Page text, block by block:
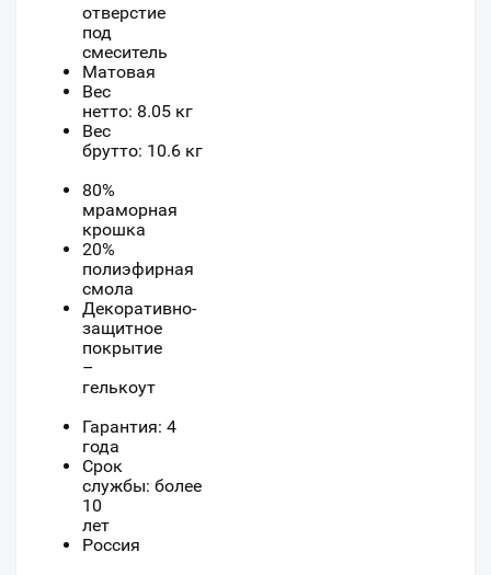
отверстие
под
смеситель
Матовая
Вес
нетто: 8.05 кг
Вес
брутто: 10.6 кг
80%
мраморная
крошка
20%
полиэфирная
смола
Декоративно-
защитное
покрытие
–
гелькоут
Гарантия: 4
года
Срок
службы: более
10
лет
Россия